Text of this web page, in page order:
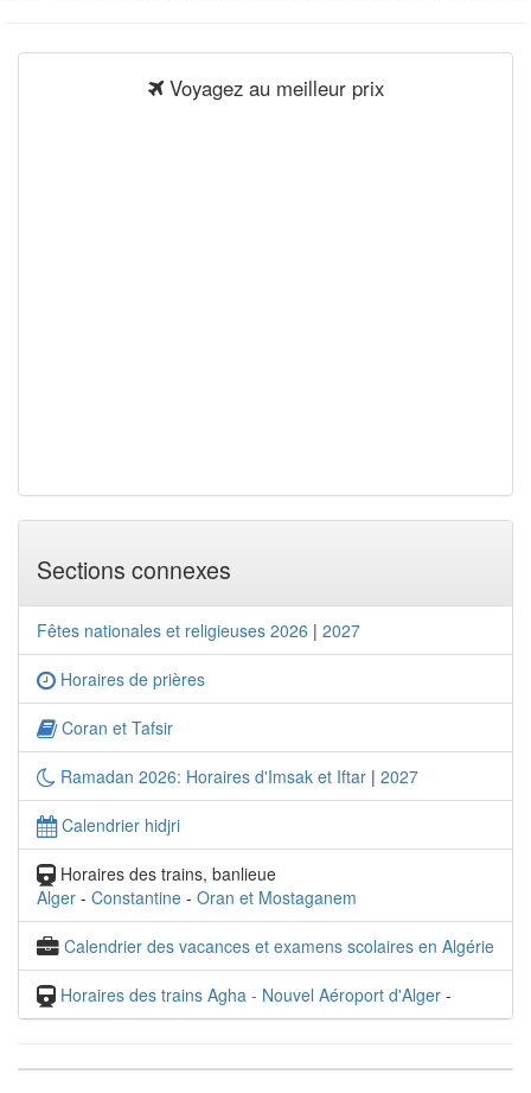
Voyagez au meilleur prix
Sections connexes
Fêtes nationales et religieuses 2026 | 2027
Horaires de prières
Coran et Tafsir
Ramadan 2026: Horaires d'Imsak et Iftar | 2027
Calendrier hidjri
Horaires des trains, banlieue
Alger - Constantine - Oran et Mostaganem
Calendrier des vacances et examens scolaires en Algérie
Horaires des trains Agha - Nouvel Aéroport d'Alger -